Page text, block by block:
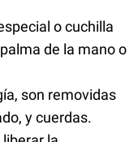
o cuchilla
de la mano o
son removidas
y cuerdas.